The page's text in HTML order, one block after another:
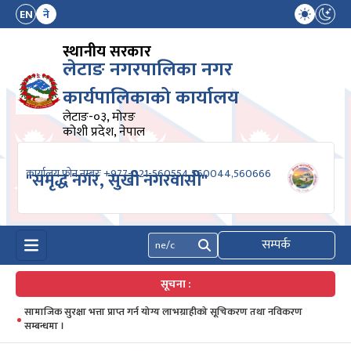
EN ने
स्थानीय सरकार
लेटाङ नगरपालिका नगर
कार्यपालिकाको कार्यालय
लेटाङ-०३, मोरङ
कोशी प्रदेश, नेपाल
कार्यालय फोन नम्बरः +977-021-560554,560044,560666
"समृद्ध नगर, सुखी नगरवासी"
खोज्नुहोस् सम्पर्क
सूचना :
सामाजिक सुरक्षा भत्ता प्राप्त गर्न योग्य लाभग्राहीको सूचिकरण तथा नविकरण
सम्बन्धमा ।